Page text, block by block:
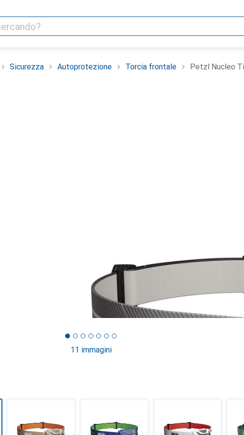
Sicurezza Autoprotezione Torcia frontale Petzl Nucleo
11 immagini